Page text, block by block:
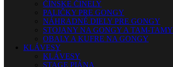
ČÍNSKE ČINELY
PALIČKY PRE GONGY
NÁHRADNÉ DIELY PRE GONGY
STOJANY NA GONGY A TAM-TAMY
OBALY A KUFRE NA GONGY
KLÁVESY
KLÁVESY
STAGE PIÁNA